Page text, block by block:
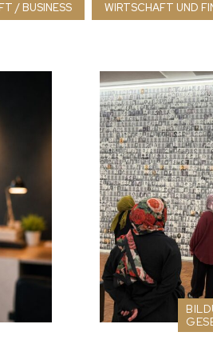
/ BUSINESS WIRTSCHAFT UND